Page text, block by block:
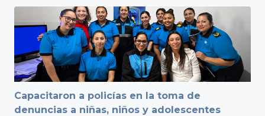
Capacitaron a policías en la toma de
denuncias a niñas, niños y adolescentes